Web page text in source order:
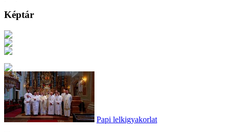
Képtár
Papi lelkigyakorlat